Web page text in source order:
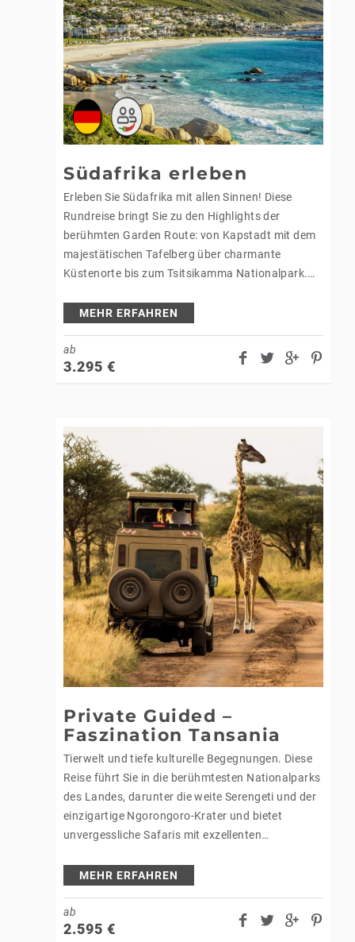
Südafrika erleben
Erleben Sie Südafrika mit allen Sinnen! Diese
Rundreise bringt Sie zu den Highlights der
berühmten Garden Route: von Kapstadt mit dem
majestätischen Tafelberg über charmante
Küstenorte bis zum Tsitsikamma Nationalpark.
Route Safari Camp,…
MEHR ERFAHREN
ab
3.295 €
Private Guided –
Faszination Tansania
Tierwelt und tiefe kulturelle Begegnungen. Diese
Reise führt Sie in die berühmtesten Nationalparks
des Landes, darunter die weite Serengeti und der
einzigartige Ngorongoro-Krater und bietet
unvergessliche Safaris mit exzellenten
klassischen Routen erwartet Sie ein intensives
MEHR ERFAHREN
ab
2.595 €